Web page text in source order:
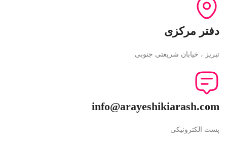
دفتر مرکزی
تبریز ، خیابان شریعتی جنوبی
info@arayeshikiarash.com
پست الکترونیکی